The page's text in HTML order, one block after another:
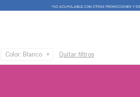
Color: Blanco Quitar filtros